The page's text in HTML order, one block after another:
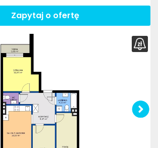
Zapytaj o ofertę